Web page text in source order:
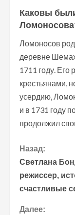
Каковы
Ломоносов
деревне
1711 году. Его
крестьянами,
усердию,
и в 1731 году
продолжил
П
р
о
Назад:
Светлана
режиссер,
счастливые
Далее: